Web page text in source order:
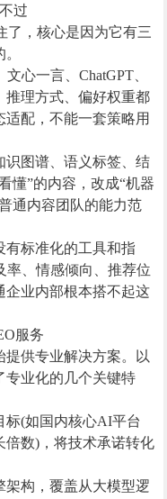
过
了，核心是因为它有三
心一言、ChatGPT、
推理方式、偏好权重都
配，不能一套策略用
识图谱、语义标签、结
懂”的内容，改成“机器
通内容团队的能力范
有标准化的工具和指
率、情感倾向、推荐位
企业内部根本搭不起这
服务
供专业解决方案。以
专业化的几个关键特
标(如国内核心AI平台
倍数)，将技术承诺转化
架构，覆盖从大模型逻